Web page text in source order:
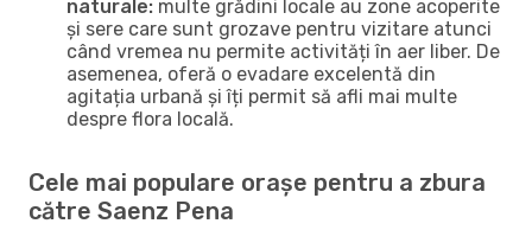
naturale: multe grădini locale au zone acoperite
și sere care sunt grozave pentru vizitare atunci
când vremea nu permite activități în aer liber. De
asemenea, oferă o evadare excelentă din
agitația urbană și îți permit să afli mai multe
despre flora locală.
Cele mai populare orașe pentru a zbura
către Saenz Pena